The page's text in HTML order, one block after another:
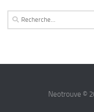
Rechercher :
Neotrouve ©